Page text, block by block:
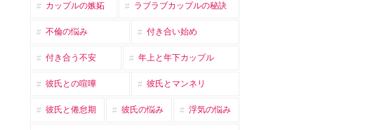
カップルの嫉妬 ラブラブカップルの秘訣
不倫の悩み 付き合い始め
付き合う不安 年上と年下カップル
彼氏との喧嘩 彼氏とマンネリ
彼氏と倦怠期 彼氏の悩み 浮気の悩み